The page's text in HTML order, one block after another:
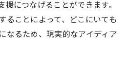
援につなげることができます。
ることによって、どこにいても
なるため、現実的なアイディア